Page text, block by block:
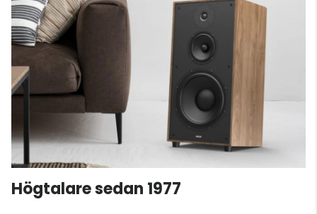
Högtalare sedan 1977